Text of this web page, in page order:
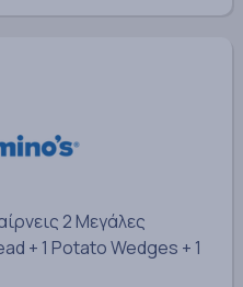
2 Μεγάλες
+ 1 Potato Wedges + 1